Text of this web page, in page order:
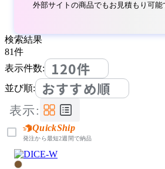
外部サイトの商品でもお見積もり可能
検索結果
81件
表示件数:
120件
並び順: おすすめ順
表示:
QuickShip
発注から最短2週間で納品